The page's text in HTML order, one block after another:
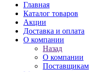
Главная
Каталог товаров
Акции
Доставка и оплата
О компании
Назад
О компании
Поставщикам